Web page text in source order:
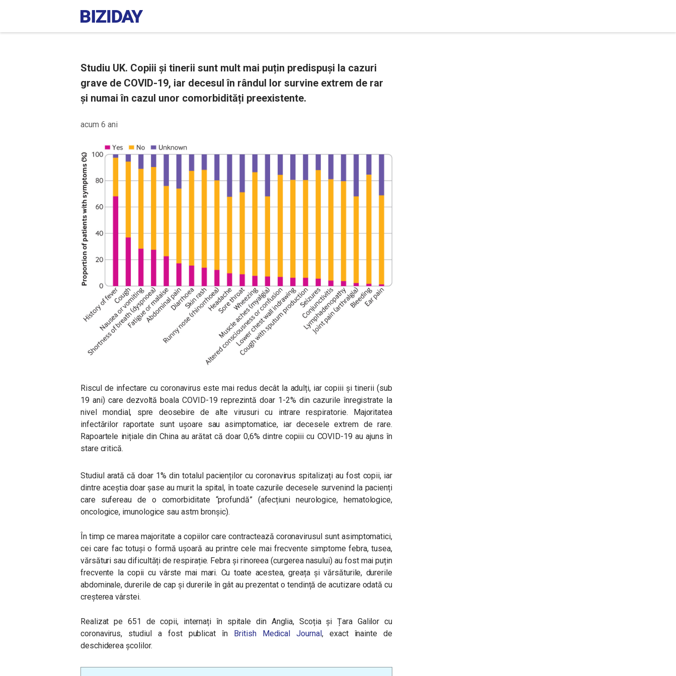
Studiu UK. Copiii și tinerii sunt mult mai puțin predispuși la cazuri
grave de COVID-19, iar decesul în rândul lor survine extrem de rar
și numai în cazul unor comorbidități preexistente.
acum 6 ani
Riscul de infectare cu coronavirus este mai redus decât la adulți, iar copiii și tinerii (sub
19 ani) care dezvoltă boala COVID-19 reprezintă doar 1-2% din cazurile înregistrate la
nivel mondial, spre deosebire de alte virusuri cu intrare respiratorie. Majoritatea
infectărilor raportate sunt ușoare sau asimptomatice, iar decesele extrem de rare.
Rapoartele inițiale din China au arătat că doar 0,6% dintre copiii cu COVID-19 au ajuns în
stare critică.
Studiul arată că doar 1% din totalul pacienților cu coronavirus spitalizați au fost copii, iar
dintre aceștia doar șase au murit la spital, în toate cazurile decesele survenind la pacienți
care sufereau de o comorbiditate “profundă” (afecțiuni neurologice, hematologice,
oncologice, imunologice sau astm bronșic).
În timp ce marea majoritate a copiilor care contractează coronavirusul sunt asimptomatici,
cei care fac totuși o formă ușoară au printre cele mai frecvente simptome febra, tusea,
vărsături sau dificultăți de respirație. Febra și rinoreea (curgerea nasului) au fost mai puțin
frecvente la copii cu vârste mai mari. Cu toate acestea, greața și vărsăturile, durerile
abdominale, durerile de cap și durerile în gât au prezentat o tendință de acutizare odată cu
creșterea vârstei.
Realizat pe 651 de copii, internați în spitale din Anglia, Scoția și Țara Galilor cu
coronavirus, studiul a fost publicat în British Medical Journal, exact înainte de
deschiderea școlilor.